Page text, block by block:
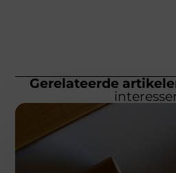
Gerelateerde